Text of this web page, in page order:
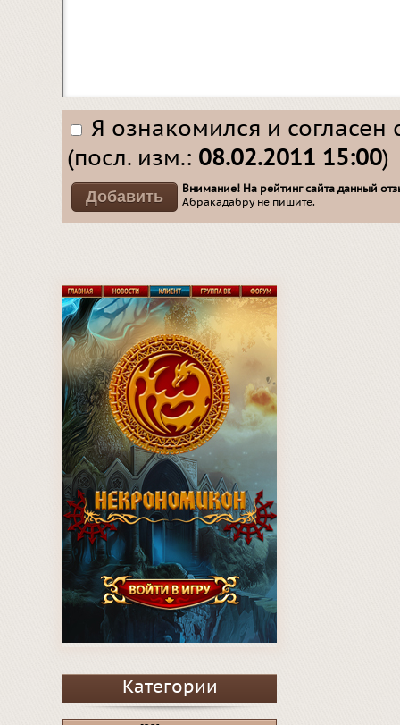
Я ознакомился и согласен
(посл. изм.: 08.02.2011 15:00)
Внимание! На рейтинг сайта данный
Абракадабру не пишите.
Категории